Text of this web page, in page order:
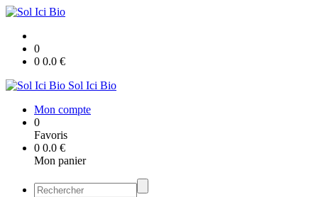
0
0 0.0 €
Sol Ici Bio
Mon compte
0
Favoris
0 0.0 €
Mon panier